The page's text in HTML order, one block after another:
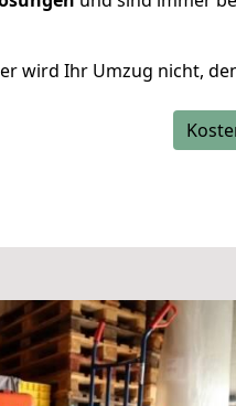
wird Ihr Umzug nicht,